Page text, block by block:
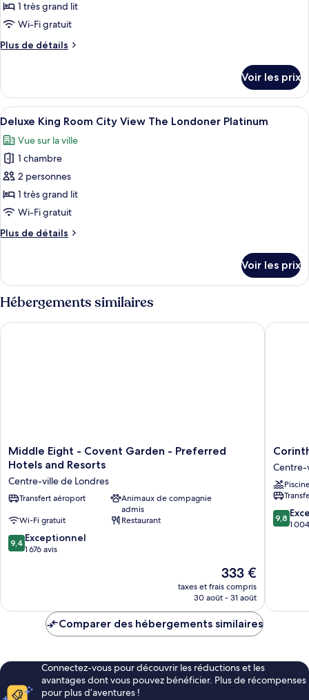
Londoner
Platinum
pour
ce
type
de
Deluxe
King
Room
The
Londoner
Platinum
1 très grand lit
Wi-Fi gratuit
Plus de détails
Plus
le
type
de
Deluxe
King
The
Londoner
Platinum
Voir les prix
Afficher
toutes
les
photos
pour
ce
type
chambre :
Room
City
View
The
Une chambre d’hôtel moderne
5
Deluxe King Room City View The Londoner Platinum
Vue sur la ville
1 chambre
2 personnes
1 très grand lit
Wi-Fi gratuit
Plus de détails
Plus
le
type
de
Deluxe
Voir les prix
Hébergements similaires
Middle
Eight
Covent
Garden
Preferred
Hotels
and
Londres
Middle Eight - Covent Garden - Preferred
Hotels and Resorts
Centre-ville de Londres
Transfert aéroport
Animaux de compagnie
admis
Wi-Fi gratuit
Restaurant
9.4
sur
9,4 Exceptionnel
1 676 avis
Le
nouveau
prix
de
333 €
taxes et frais compris
30 août - 31 août
Middle Eight - Covent Garden - Preferred Hotels and Resorts
London
Centre-
ville
de
Londres
Centre-
9.8
sur
9,8
1
Comparer des hébergements similaires
Connectez-vous pour découvrir les réductions et les
avantages dont vous pouvez bénéficier. Plus de récompenses
pour plus d’aventures !